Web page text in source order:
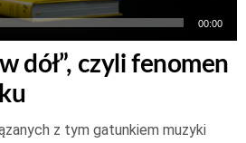
00:00
dół”, czyli fenomen
z tym gatunkiem muzyki